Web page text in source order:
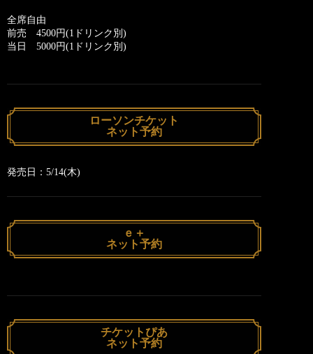
全席自由
前売 4500円(1ドリンク別)
当日 5000円(1ドリンク別)
ローソンチケット
ネット予約
発売日：5/14(木)
ｅ＋
ネット予約
チケットぴあ
ネット予約